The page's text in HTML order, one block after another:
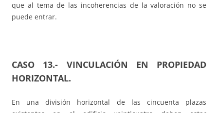
que al tema de las incoherencias de la valoración no se
puede entrar.
CASO 13.- VINCULACIÓN EN PROPIEDAD
HORIZONTAL.
En una división horizontal de las cincuenta plazas